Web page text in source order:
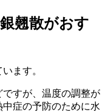
翹散がおす
ます。
すが、温度の調整が
症の予防のために水